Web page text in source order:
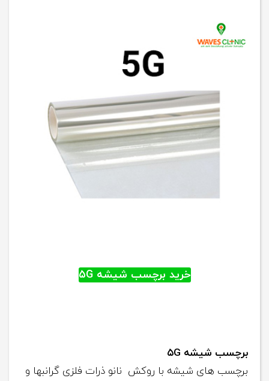
خرید برچسب شیشه ۵G
برچسب شیشه ۵ G
برچسب های شیشه با روکش نانو ذرات فلزی گرانبها و